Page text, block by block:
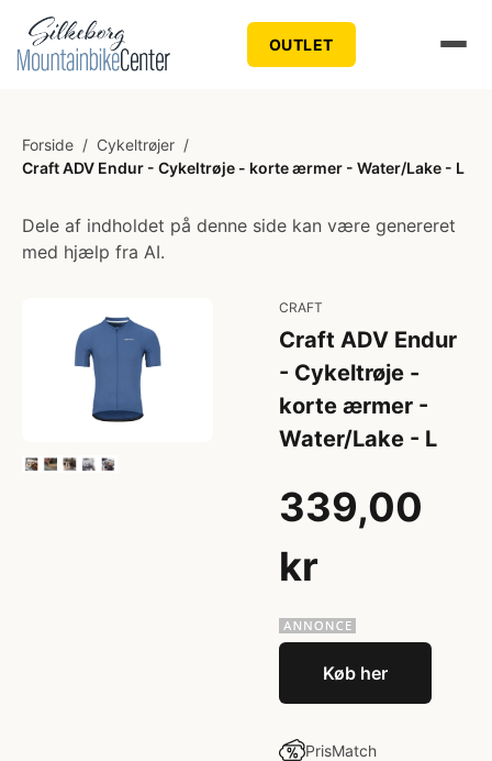
OUTLET
Forside / Cykeltrøjer /
Craft ADV Endur - Cykeltrøje - korte ærmer - Water/Lake - L
Dele af indholdet på denne side kan være genereret
med hjælp fra AI.
CRAFT
Craft ADV Endur
- Cykeltrøje -
korte ærmer -
Water/Lake - L
339,00
kr
Køb her
PrisMatch